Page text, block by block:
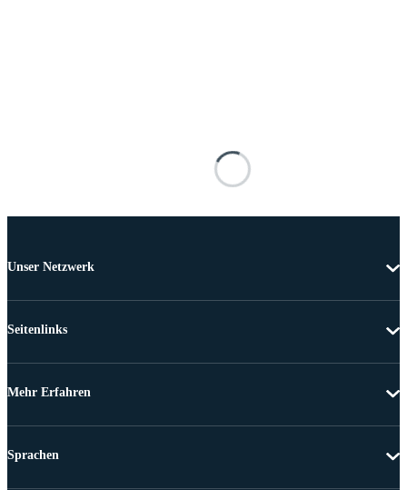
Unser Netzwerk
Seitenlinks
Mehr Erfahren
Sprachen